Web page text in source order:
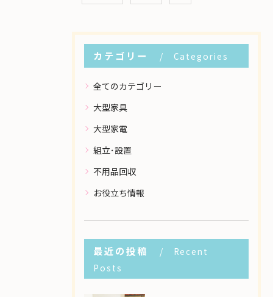
カテゴリー Categories
全てのカテゴリー
大型家具
大型家電
組立･設置
不用品回収
お役立ち情報
最近の投稿
Recent
Posts